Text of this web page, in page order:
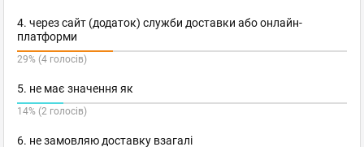
4. через сайт (додаток) служби доставки або онлайн-
платформи
29% (4 голосів)
5. не має значення як
14% (2 голосів)
6. не замовляю доставку взагалі